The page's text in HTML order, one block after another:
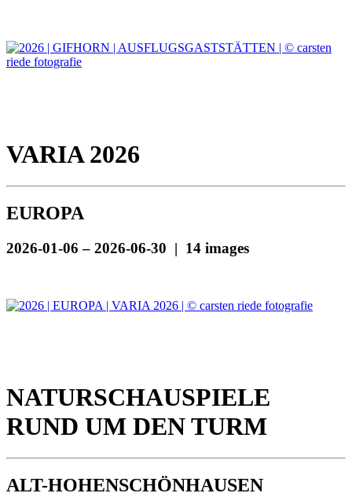
VARIA 2026
EUROPA
2026-01-06 – 2026-06-30 | 14 images
NATURSCHAUSPIELE
RUND UM DEN TURM
ALT-HOHENSCHÖNHAUSEN